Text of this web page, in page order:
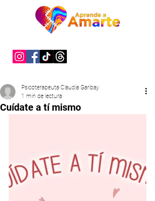
Cuídate a tí mismo
Psicoterapeuta Claudia Garibay
1 min de lectura